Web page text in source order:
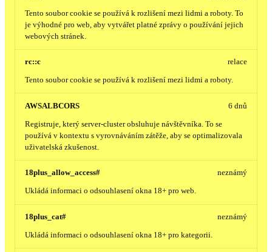
Tento soubor cookie se používá k rozlišení mezi lidmi a roboty. To
je výhodné pro web, aby vytvářet platné zprávy o používání jejich
webových stránek.
rc::c
Tento soubor cookie se používá k rozlišení mezi lidmi a roboty.
relace
AWSALBCORS
Registruje, který server-cluster obsluhuje návštěvníka. To se
používá v kontextu s vyrovnáváním zátěže, aby se optimalizovala
uživatelská zkušenost.
6 dnů
18plus_allow_access#
Ukládá informaci o odsouhlasení okna 18+ pro web.
neznámý
18plus_cat#
Ukládá informaci o odsouhlasení okna 18+ pro kategorii.
neznámý